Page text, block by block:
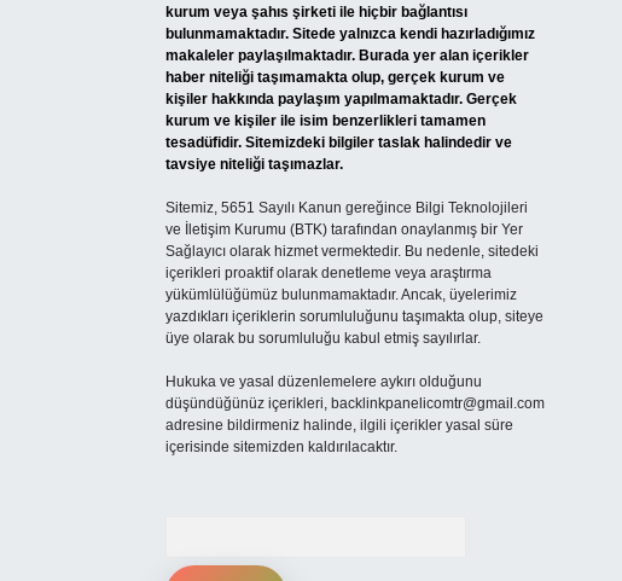
kurum veya şahıs şirketi ile hiçbir bağlantısı
bulunmamaktadır. Sitede yalnızca kendi hazırladığımız
makaleler paylaşılmaktadır. Burada yer alan içerikler
haber niteliği taşımamakta olup, gerçek kurum ve
kişiler hakkında paylaşım yapılmamaktadır. Gerçek
kurum ve kişiler ile isim benzerlikleri tamamen
tesadüfidir. Sitemizdeki bilgiler taslak halindedir ve
tavsiye niteliği taşımazlar.
Sitemiz, 5651 Sayılı Kanun gereğince Bilgi Teknolojileri
ve İletişim Kurumu (BTK) tarafından onaylanmış bir Yer
Sağlayıcı olarak hizmet vermektedir. Bu nedenle, sitedeki
içerikleri proaktif olarak denetleme veya araştırma
yükümlülüğümüz bulunmamaktadır. Ancak, üyelerimiz
yazdıkları içeriklerin sorumluluğunu taşımakta olup, siteye
üye olarak bu sorumluluğu kabul etmiş sayılırlar.
Hukuka ve yasal düzenlemelere aykırı olduğunu
düşündüğünüz içerikleri, backlinkpanelicomtr@gmail.com
adresine bildirmeniz halinde, ilgili içerikler yasal süre
içerisinde sitemizden kaldırılacaktır.